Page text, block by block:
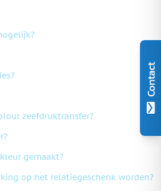
Contact
zeefdruktransfer?
gemaakt?
op het relatiegeschenk worden?